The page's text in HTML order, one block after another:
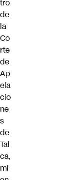
tro
de
la
Co
rte
de
Ap
ela
cio
ne
s
de
Tal
ca,
mi